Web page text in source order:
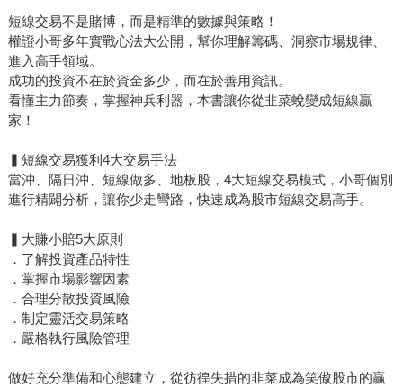
短線交易不是賭博，而是精準的數據與策略！
權證小哥多年實戰心法大公開，幫你理解籌碼、洞察市場規律、
進入高手領域。
成功的投資不在於資金多少，而在於善用資訊。
看懂主力節奏，掌握神兵利器，本書讓你從韭菜蛻變成短線贏
家！
▍短線交易獲利4大交易手法
當沖、隔日沖、短線做多、地板股，4大短線交易模式，小哥個別
進行精闢分析，讓你少走彎路，快速成為股市短線交易高手。
▍大賺小賠5大原則
．了解投資產品特性
．掌握市場影響因素
．合理分散投資風險
．制定靈活交易策略
．嚴格執行風險管理
做好充分準備和心態建立，從彷徨失措的韭菜成為笑傲股市的贏